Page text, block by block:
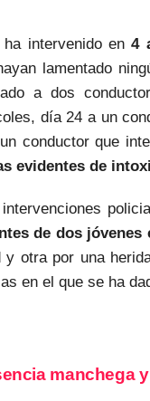
ha intervenido en4
lamentado
a dos
día 24 a un
conductor que
evidentes de
de dos
y otra por una
en el que se ha
manchega y